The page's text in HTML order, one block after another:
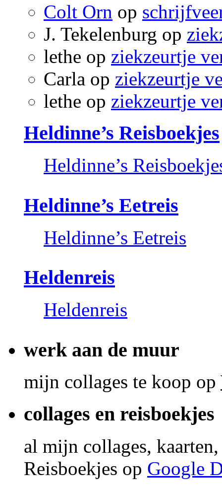
Colt Orn op
J. Tekelenburg op
lethe op ziekzeurtje
Carla op ziekzeurtje
lethe op ziekzeurtje
Heldinne’s Reisboekjes
Heldinne’s
Heldinne’s Eetreis
Heldinne’s Eetreis
Heldenreis
Heldenreis
werk aan de muur
mijn collages te koop op
collages en reisboekjes
al mijn collages,
Reisboekjes op Google